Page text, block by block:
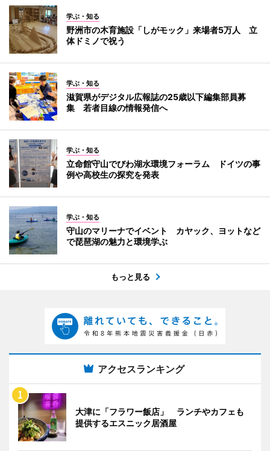
学ぶ・知る
野洲市の木育施設「しがモック」来場者5万人 立
体ドミノで祝う
学ぶ・知る
滋賀県がデジタル広報誌の25歳以下編集部員募
集 若者目線の情報発信へ
学ぶ・知る
立命館守山でびわ湖水環境フォーラム ドイツの事
例や高校生の探究を発表
学ぶ・知る
守山のマリーナでイベント カヤック、ヨットなど
で琵琶湖の魅力と環境学ぶ
もっと見る
アクセスランキング
大津に「フラワー飯店」 ランチやカフェも
提供するエスニック居酒屋